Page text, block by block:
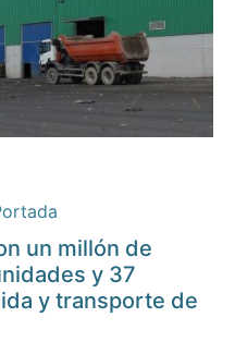
un millón de
y 37
y transporte de